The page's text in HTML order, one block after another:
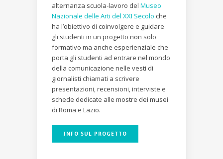
alternanza scuola-lavoro del Museo
Nazionale delle Arti del XXI Secolo che
ha l’obiettivo di coinvolgere e guidare
gli studenti in un progetto non solo
formativo ma anche esperienziale che
porta gli studenti ad entrare nel mondo
della comunicazione nelle vesti di
giornalisti chiamati a scrivere
presentazioni, recensioni, interviste e
schede dedicate alle mostre dei musei
di Roma e Lazio.
INFO SUL PROGETTO